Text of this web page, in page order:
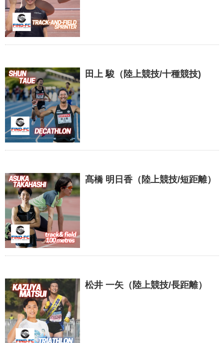
田上 駿（陸上競技/十種競技)
髙橋 明日香（陸上競技/短距離）
松井 一矢（陸上競技/長距離）